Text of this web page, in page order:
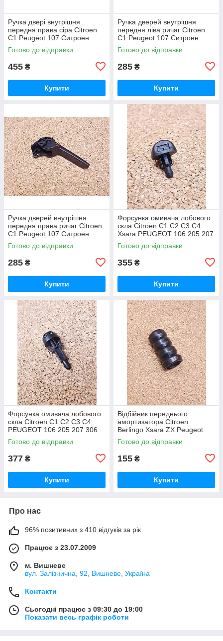
Ручка двері внутрішня
передня права сіра Citroen
C1 Peugeot 107 Ситроен
Ситроэн Сітроен С1 Пежо
107
Готово до відправки
455 ₴
Купити
Ручка дверей внутрішня
передня ліва ричаг Citroen
C1 Peugeot 107 Ситроен
Ситроэн Сітроен С1 Пежо
107
Готово до відправки
285 ₴
Купити
Ручка дверей внутрішня
передня права ричаг Citroen
C1 Peugeot 107 Ситроен
Ситроэн Сітроен С1 Пежо
107
Готово до відправки
285 ₴
Купити
Форсунка омивача лобового
скла Citroen C1 C2 C3 C4
Xsara PEUGEOT 106 205 207
306 307 308 Сітроен Ситроен
Ситроэн С1 С2 С3 С4 Ксара
Готово до відправки
355 ₴
Купити
Форсунка омивача лобового
скла Citroen C1 C2 C3 C4
PEUGEOT 106 205 207 306
307 308 Сітроен Ситроен
Ситроэн С1 С2 С3 С4 Пежо
Готово до відправки
377 ₴
Купити
Відбійник переднього
амортизатора Citroen
Berlingo Xsara ZX Peugeot
Partner 306 Сітроен Ситроен
Берлінго Берлинго Ксара ЗХ
Готово до відправки
155 ₴
Купити
Про нас
96% позитивних з 410 відгуків за рік
Працює з 23.07.2009
м. Вишневе
вул. Залізнична, 92, Вишневе, Україна
Контакти
Сьогодні працює з 09:30 до 19:00
Показати весь графік роботи